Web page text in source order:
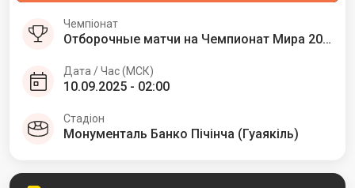
Чемпіонат
Отборочные матчи на Чемпионат Мира 2026. Южная Америка
Дата / Час (МСК)
10.09.2025 - 02:00
Стадіон
Монументаль Банко Пічінча (Гуаякіль)